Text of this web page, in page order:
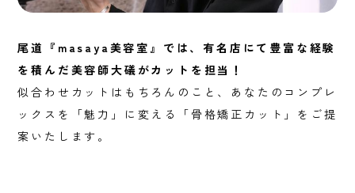
尾道『masaya美容室』では、有名店にて豊富な経験
を積んだ美容師大礒がカットを担当！
似合わせカットはもちろんのこと、あなたのコンプレ
ックスを「魅力」に変える「骨格矯正カット」をご提
案いたします。